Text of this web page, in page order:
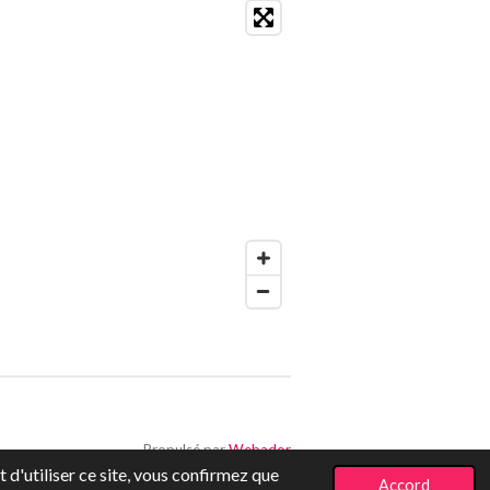
d'utiliser ce site, vous confirmez que
Accord
Propulsé parWebador